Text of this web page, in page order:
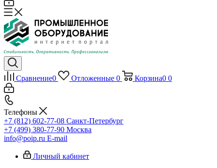
Сравнение0 Отложенные 0 Корзина0 0
Телефоны
+7 (812) 602-77-08 Санкт-Петербург
+7 (499) 380-77-90 Москва
info@poip.ru E-mail
Личный кабинет